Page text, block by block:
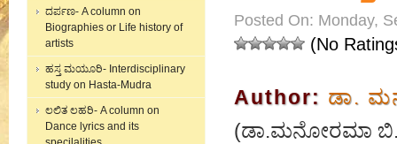
ದರ್ಪಣ- A column on
Biographies or Life history of
artists
ಹಸ್ತ ಮಯೂರಿ- Interdisciplinary
study on Hasta-Mudra
ಲಲಿತ ಲಹರಿ- A column on
Dance lyrics and its
Posted On: Monday,
(No
Author: ಡಾ.
(ಡಾ.ಮನೋರಮಾ